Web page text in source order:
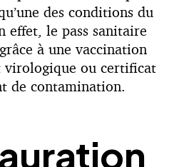
des conditions du
effet, le pass sanitaire
à une vaccination
virologique ou certificat
de contamination.